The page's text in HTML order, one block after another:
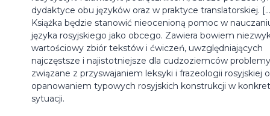
dydaktyce obu języków oraz w praktyce translatorskiej.
Książka będzie stanowić nieocenioną pomoc w
języka rosyjskiego jako obcego. Zawiera bowiem
wartościowy zbiór tekstów i ćwiczeń, uwzględniających
najczęstsze i najistotniejsze dla cudzoziemców problemy
związane z przyswajaniem leksyki i frazeologii rosyjskiej
opanowaniem typowych rosyjskich konstrukcji w
sytuacji.